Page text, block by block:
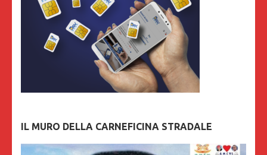
IL MURO DELLA CARNEFICINA STRADALE